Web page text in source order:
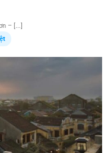
– [...]